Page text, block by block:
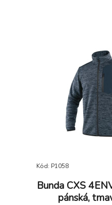
Kód: P1058
Bunda CXS
pánská,